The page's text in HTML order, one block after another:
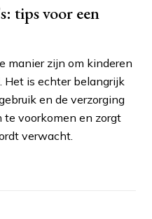
tips voor een
manier zijn om kinderen
Het is echter belangrijk
en de verzorging
voorkomen en zorgt
verwacht.